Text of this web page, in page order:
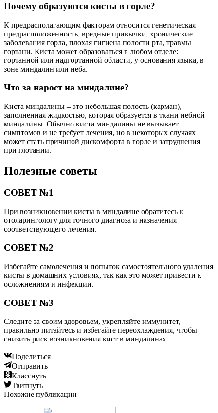
Почему образуются кисты в горле?
К предрасполагающим факторам относится генетическая
предрасположенность, вредные привычки, хронические
заболевания горла, плохая гигиена полости рта, травмы
гортани. Киста может образоваться в любом отделе:
гортанной или надгортанной области, у основания языка, в
зоне миндалин или неба.
Что за нарост на миндалине?
Киста миндалины – это небольшая полость (карман),
заполненная жидкостью, которая образуется в ткани небной
миндалины. Обычно киста миндалины не вызывает
симптомов и не требует лечения, но в некоторых случаях
может стать причиной дискомфорта в горле и затруднения
при глотании.
Полезные советы
СОВЕТ №1
При возникновении кисты в миндалине обратитесь к
отоларингологу для точного диагноза и назначения
соответствующего лечения.
СОВЕТ №2
Избегайте самолечения и попыток самостоятельного удаления
кисты в домашних условиях, так как это может привести к
осложнениям и инфекции.
СОВЕТ №3
Следите за своим здоровьем, укрепляйте иммунитет,
правильно питайтесь и избегайте переохлаждения, чтобы
снизить риск возникновения кист в миндалинах.
Поделиться
Отправить
Класснуть
Твитнуть
Похожие публикации